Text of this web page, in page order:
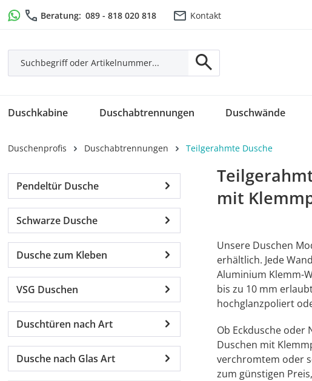
Hauptinhalt springen
Zur Suche springen
Zur Hauptnavigation springen
Beratung: 089 - 818 020 818 Kontakt
Duschkabine Duschabtrennungen Duschwände
Duschenprofis Duschabtrennungen Teilgerahmte Dusche
Pendeltür Dusche
Schwarze Dusche
Dusche zum Kleben
VSG Duschen
Duschtüren nach Art
Dusche nach Glas Art
mit
Unsere Duschen
erhältlich. Jede
Aluminium Klemm-
bis zu 10 mm
hochglanzpoliert
Ob Eckdusche oder
Duschen mit
verchromtem oder
zum günstigen